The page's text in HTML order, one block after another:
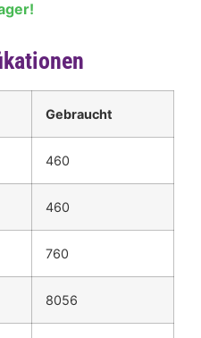
Gebraucht
460
460
760
8056